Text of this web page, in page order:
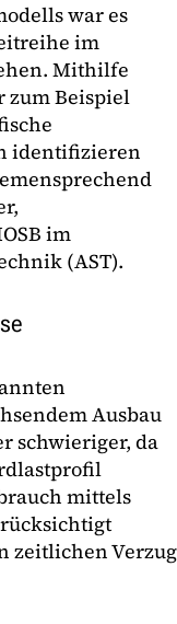
war es
im
Mithilfe
zum Beispiel
identifizieren
im
(AST).
Ausbau
schwieriger, da
mittels
zeitlichen Verzug